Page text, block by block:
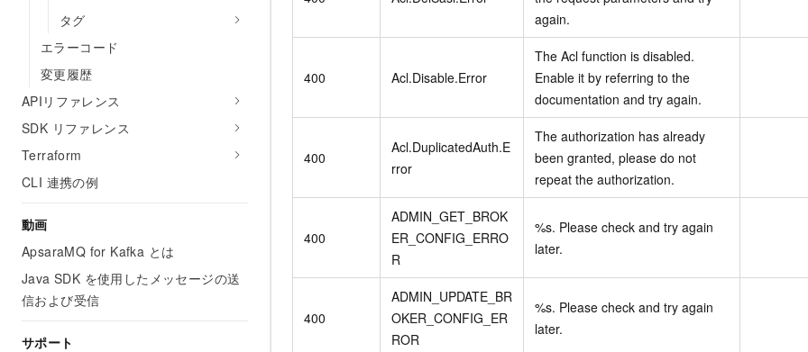
タグ
エラーコード
変更履歴
APIリファレンス
SDK リファレンス
Terraform
CLI 連携の例
動画
ApsaraMQ for Kafka とは
Java SDK を使用したメッセージの送
信および受信
サポート
again.
400 Acl.Disable.Error
The Acl function is disabled.
Enable it by referring to the
documentation and try again.
400
Acl.DuplicatedAuth.E
rror
The authorization has already
been granted, please do not
repeat the authorization.
400
ADMIN_GET_BROK
ER_CONFIG_ERRO
R
%s. Please check and try again
later.
400
ADMIN_UPDATE_BR
OKER_CONFIG_ER
ROR
%s. Please check and try again
later.